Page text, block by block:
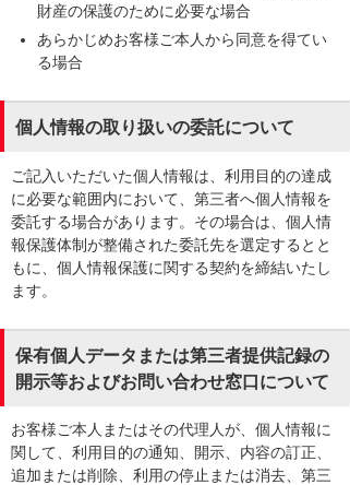
財産の保護のために必要な場合
あらかじめお客様ご本人から同意を得てい
る場合
個人情報の取り扱いの委託について
ご記入いただいた個人情報は、利用目的の達成
に必要な範囲内において、第三者へ個人情報を
委託する場合があります。その場合は、個人情
報保護体制が整備された委託先を選定するとと
もに、個人情報保護に関する契約を締結いたし
ます。
保有個人データまたは第三者提供記録の
開示等およびお問い合わせ窓口について
お客様ご本人またはその代理人が、個人情報に
関して、利用目的の通知、開示、内容の訂正、
追加または削除、利用の停止または消去、第三